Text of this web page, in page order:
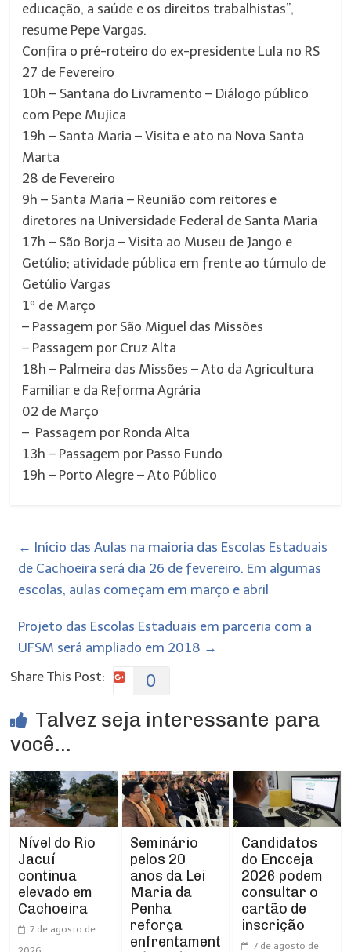
educação, a saúde e os direitos trabalhistas”,
resume Pepe Vargas.
Confira o pré-roteiro do ex-presidente Lula no RS
27 de Fevereiro
10h – Santana do Livramento – Diálogo público
com Pepe Mujica
19h – Santa Maria – Visita e ato na Nova Santa
Marta
28 de Fevereiro
9h – Santa Maria – Reunião com reitores e
diretores na Universidade Federal de Santa Maria
17h – São Borja – Visita ao Museu de Jango e
Getúlio; atividade pública em frente ao túmulo de
Getúlio Vargas
1º de Março
– Passagem por São Miguel das Missões
– Passagem por Cruz Alta
18h – Palmeira das Missões – Ato da Agricultura
Familiar e da Reforma Agrária
02 de Março
– Passagem por Ronda Alta
13h – Passagem por Passo Fundo
19h – Porto Alegre – Ato Público
← Início das Aulas na maioria das Escolas Estaduais
de Cachoeira será dia 26 de fevereiro. Em algumas
escolas, aulas começam em março e abril
Projeto das Escolas Estaduais em parceria com a
UFSM será ampliado em 2018 →
Share This Post:
0
Talvez seja interessante para
você...
Nível do Rio
Jacuí
continua
elevado em
Cachoeira
7 de agosto de
Seminário
pelos 20
anos da Lei
Maria da
Penha
reforça
enfrentament
Candidatos
do Encceja
2026 podem
consultar o
cartão de
inscrição
7 de agosto de